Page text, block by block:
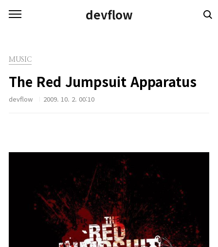
devflow
MUSIC
The Red Jumpsuit Apparatus
devflow 2009. 10. 2. 00:10